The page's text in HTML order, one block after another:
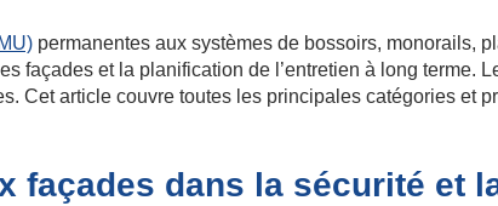
permanentes aux systèmes de bossoirs, monorails,
façades et la planification de l’entretien à long
Cet article couvre toutes les principales catégories et
façades dans la sécurité et